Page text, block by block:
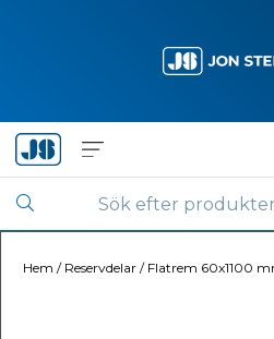
Hem / Reservdelar / Flatrem 60x1100